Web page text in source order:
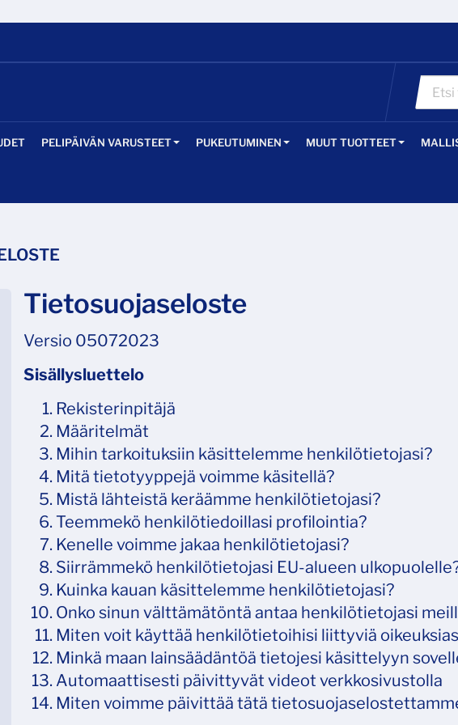
PELIPÄIVÄN VARUSTEET PUKEUTUMINEN MUUT TUOTTEET
Tietosuojaseloste
Versio 05072023
Sisällysluettelo
Rekisterinpitäjä
Määritelmät
Mihin tarkoituksiin käsittelemme henkilötietojasi?
Mitä tietotyyppejä voimme käsitellä?
Mistä lähteistä keräämme henkilötietojasi?
Teemmekö henkilötiedoillasi profilointia?
Kenelle voimme jakaa henkilötietojasi?
Siirrämmekö henkilötietojasi EU-alueen
Kuinka kauan käsittelemme henkilötietojasi?
Onko sinun välttämätöntä antaa henkilötietojasi
Miten voit käyttää henkilötietoihisi liittyviä
Minkä maan lainsäädäntöä tietojesi käsittelyyn
Automaattisesti päivittyvät videot verkkosivustolla
Miten voimme päivittää tätä